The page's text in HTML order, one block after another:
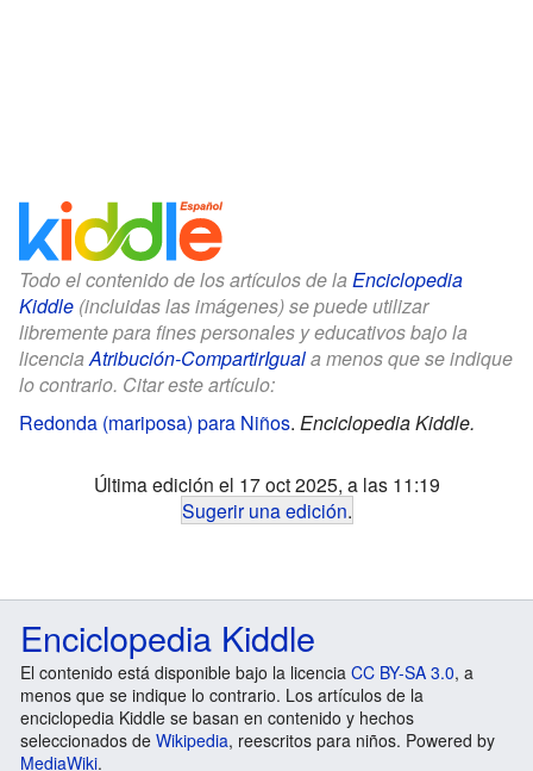
Todo el contenido de los artículos de la Enciclopedia
Kiddle (incluidas las imágenes) se puede utilizar
libremente para fines personales y educativos bajo la
licenciaAtribución-CompartirIguala menos que se indique
lo contrario. Citar este artículo:
Redonda (mariposa) para Niños. Enciclopedia Kiddle.
Última edición el 17 oct 2025, a las 11:19
Sugerir una edición.
Enciclopedia Kiddle
El contenido está disponible bajo la licencia CC BY-SA 3.0, a
menos que se indique lo contrario. Los artículos de la
enciclopedia Kiddle se basan en contenido y hechos
seleccionados de Wikipedia, reescritos para niños. Powered by
MediaWiki.